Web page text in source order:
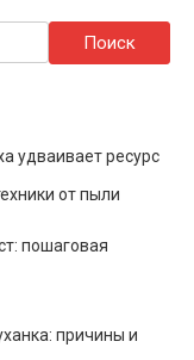
Найти:
удваивает ресурс
от пыли
пошаговая
причины и